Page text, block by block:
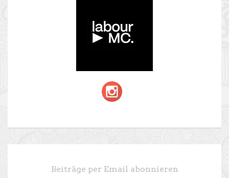
Beiträge per Email abonnieren